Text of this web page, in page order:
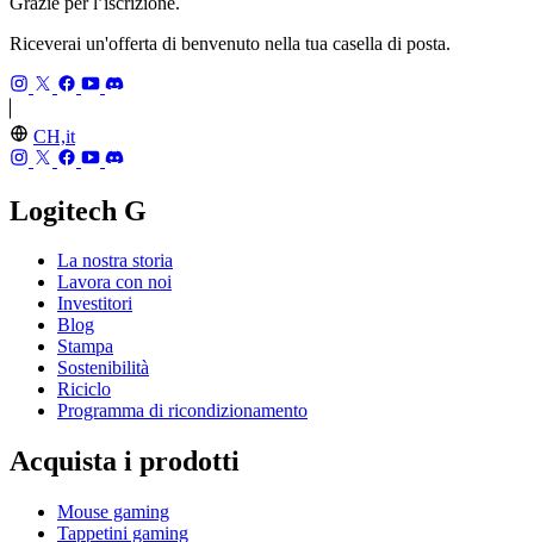
Riceverai un'offerta di benvenuto nella tua casella di posta.
CH,it
Logitech G
La nostra storia
Lavora con noi
Investitori
Blog
Stampa
Sostenibilità
Riciclo
Programma di ricondizionamento
Acquista i prodotti
Mouse gaming
Tappetini gaming